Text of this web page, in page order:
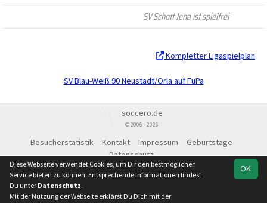
Team Verbandsliga Spielplan
SV Schott Jena ist spielfrei
Kompletter Ligaspielplan
SV Blau-Weiß 90 Neustadt/Orla auf FuPa
soccero.de
© 2006 - 2026
Besucherstatistik Kontakt Impressum
Geburtstage
Datenschutz
OK
Diese Webseite verwendet Cookies, um Dir den bestmöglichen
Service bieten zu können. Entsprechende Informationen findest
Du unter Datenschutz.
Mit der Nutzung der Webseite erklärst Du Dich mit der